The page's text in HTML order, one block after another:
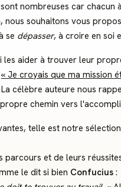
nombreuses car
nous souhaitons vous
se dépasser, à croire en soi
les aider à trouver leur
« Je croyais que ma mission
La célèbre auteure nous
chemin vers
telle est notre
parcours et de leurs
le dit si bien Confucius :